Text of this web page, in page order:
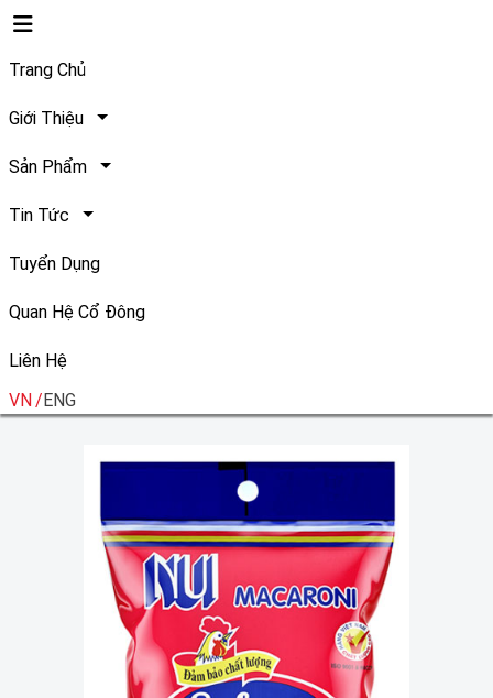
Trang Chủ
Giới Thiệu
Sản Phẩm
Tin Tức
Tuyển Dụng
Quan Hệ Cổ Đông
Liên Hệ
VN ENG